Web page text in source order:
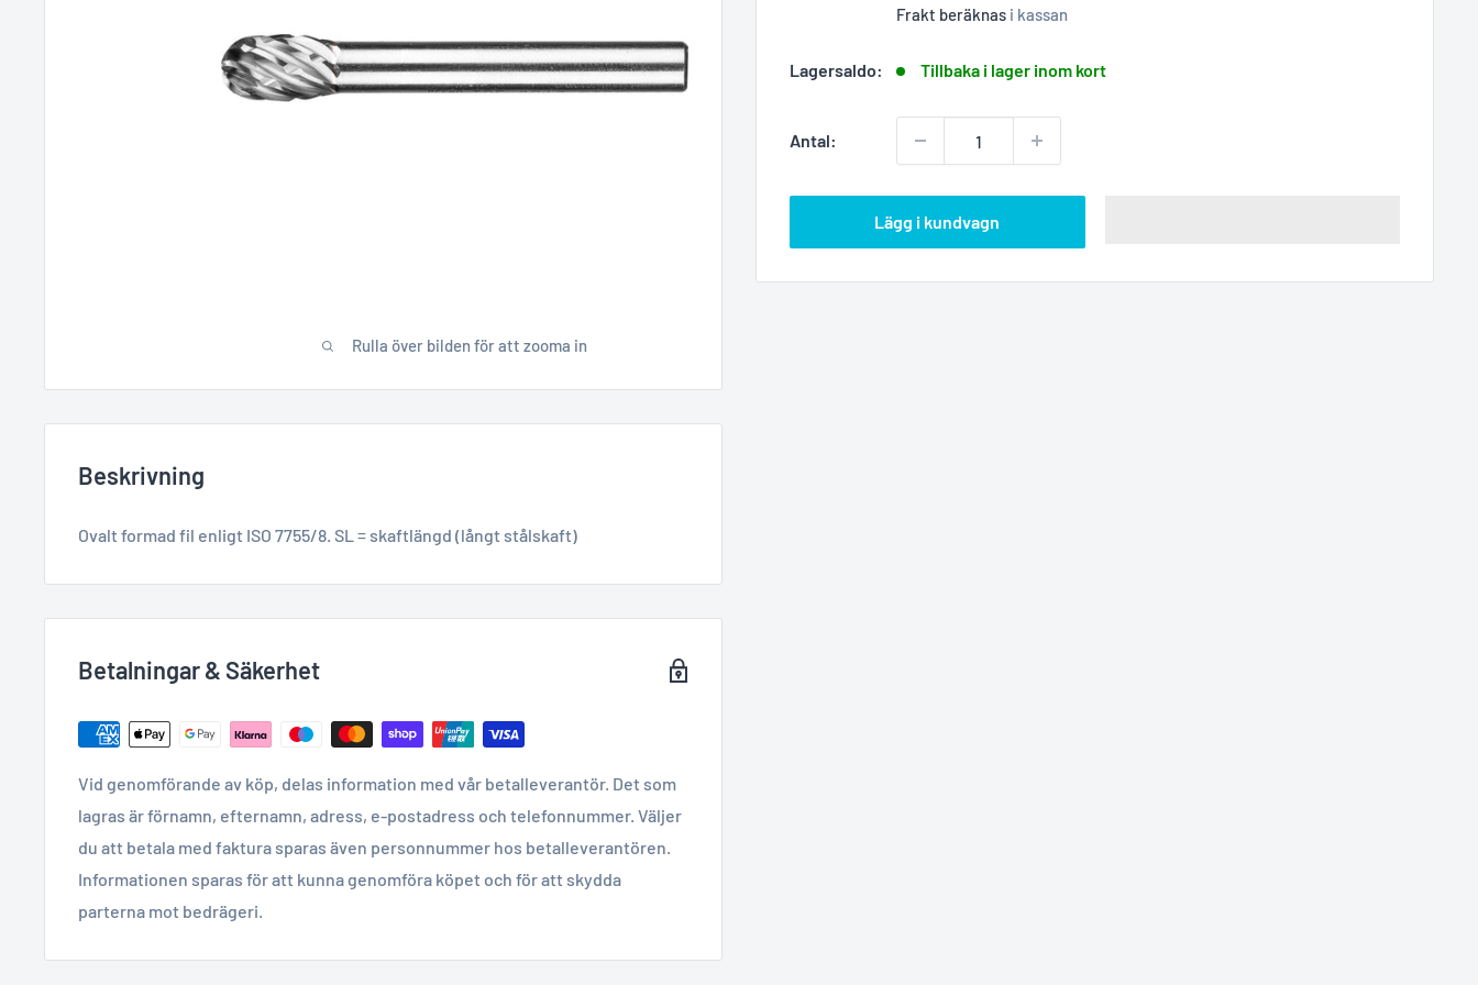
Rulla över bilden för att zooma in
Frakt beräknas i kassan
Lagersaldo: Tillbaka i lager inom kort
Antal:
Lägg i kundvagn
Beskrivning
Ovalt formad fil enligt ISO 7755/8. SL = skaftlängd (långt stålskaft)
Betalningar & Säkerhet
Vid genomförande av köp, delas information med vår betalleverantör. Det som
lagras är förnamn, efternamn, adress, e-postadress och telefonnummer. Väljer
du att betala med faktura sparas även personnummer hos betalleverantören.
Informationen sparas för att kunna genomföra köpet och för att skydda
parterna mot bedrägeri.